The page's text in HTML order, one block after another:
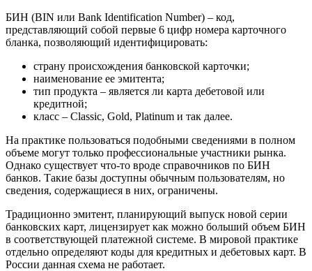
БИН (BIN или Bank Identification Number) – код,
представляющий собой первые 6 цифр номера карточного
бланка, позволяющий идентифицировать:
страну происхождения банковской карточки;
наименование ее эмитента;
тип продукта – является ли карта дебетовой или
кредитной;
класс – Classic, Gold, Platinum и так далее.
На практике пользоваться подобными сведениями в полном
объеме могут только профессиональные участники рынка.
Однако существует что-то вроде справочников по БИН
банков. Такие базы доступны обычным пользователям, но
сведения, содержащиеся в них, ограничены.
Традиционно эмитент, планирующий выпуск новой серии
банковских карт, лицензирует как можно больший объем БИН
в соответствующей платежной системе. В мировой практике
отдельно определяют коды для кредитных и дебетовых карт. В
России данная схема не работает.